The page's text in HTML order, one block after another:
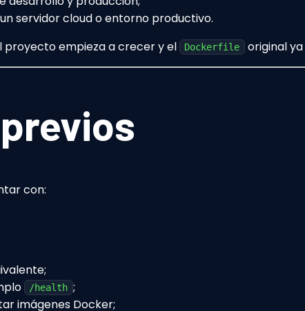
servidor cloud o entorno productivo.
proyecto empieza a crecer y el
Dockerfile original ya
con:
/health ;
imágenes Docker;